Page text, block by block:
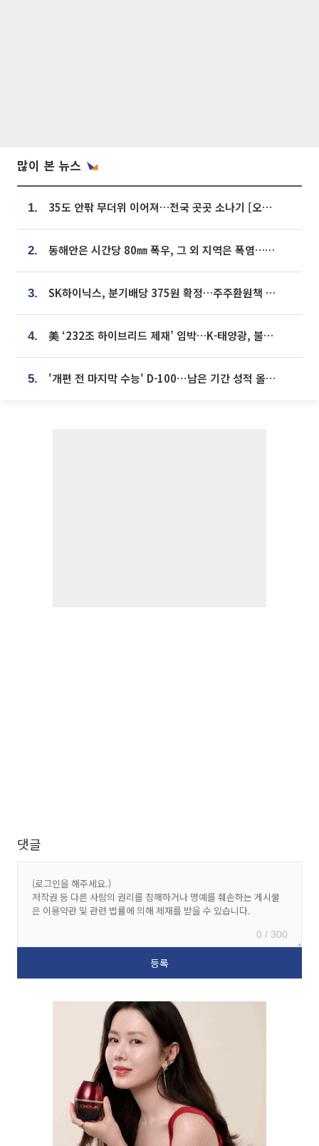
많이 본 뉴스
1. 35도 안팎 무더위 이어져…전국 곳곳 소나기 [오늘 날씨]
2. 동해안은 시간당 80㎜ 폭우, 그 외 지역은 폭염…‘극과 극 날씨’
3. SK하이닉스, 분기배당 375원 확정…주주환원책 9월로 앞당겨 발표
4. 美 ‘232조 하이브리드 제재’ 임박…K-태양광, 불확실성 털고 날개 다나
5. '개편 전 마지막 수능' D-100⋯남은 기간 성적 올릴 전략은
댓글
0 / 300